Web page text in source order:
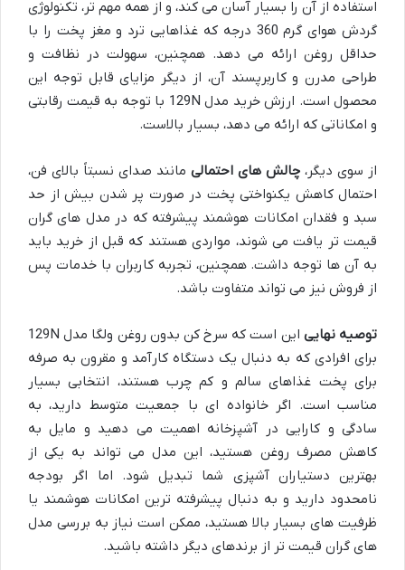
استفاده از آن را بسیار آسان می کند، و از همه مهم تر، تکنولوژی
گردش هوای گرم 360 درجه که غذاهایی ترد و مغز پخت را با
حداقل روغن ارائه می دهد. همچنین، سهولت در نظافت و
طراحی مدرن و کاربرپسند آن، از دیگر مزایای قابل توجه این
محصول است. ارزش خرید مدل 129N با توجه به قیمت رقابتی
و امکاناتی که ارائه می دهد، بسیار بالاست.
از سوی دیگر، چالش های احتمالی مانند صدای نسبتاً بالای فن،
احتمال کاهش یکنواختی پخت در صورت پر شدن بیش از حد
سبد و فقدان امکانات هوشمند پیشرفته که در مدل های گران
قیمت تر یافت می شوند، مواردی هستند که قبل از خرید باید
به آن ها توجه داشت. همچنین، تجربه کاربران با خدمات پس
از فروش نیز می تواند متفاوت باشد.
توصیه نهایی
این است که سرخ کن بدون روغن ولگا مدل 129N
برای افرادی که به دنبال یک دستگاه کارآمد و مقرون به صرفه
برای پخت غذاهای سالم و کم چرب هستند، انتخابی بسیار
مناسب است. اگر خانواده ای با جمعیت متوسط دارید، به
سادگی و کارایی در آشپزخانه اهمیت می دهید و مایل به
کاهش مصرف روغن هستید، این مدل می تواند به یکی از
بهترین دستیاران آشپزی شما تبدیل شود. اما اگر بودجه
نامحدود دارید و به دنبال پیشرفته ترین امکانات هوشمند یا
ظرفیت های بسیار بالا هستید، ممکن است نیاز به بررسی مدل
های گران قیمت تر از برندهای دیگر داشته باشید.